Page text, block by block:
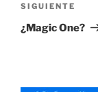
Siguiente
entrada
SIGUIENTE
¿Magic One?